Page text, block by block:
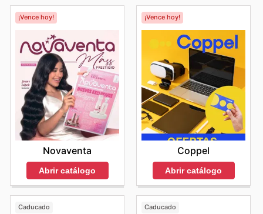
¡Vence hoy!
Novaventa
Abrir catálogo
¡Vence hoy!
Coppel
Abrir catálogo
Caducado Caducado